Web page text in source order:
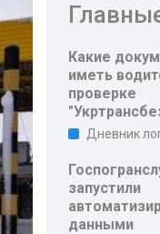
Какие
иметь
проверке
Дневник
запустили
данными